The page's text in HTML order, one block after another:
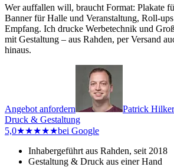
Wer auffallen will, braucht Format: Plakate
Banner für Halle und Veranstaltung, Roll-
Empfang. Ich drucke Werbetechnik und
mit Gestaltung – aus Rahden, per Versand
hinaus.
Angebot anfordern Patrick Hilker
Druck & Gestaltung
5,0★★★★★bei Google
Inhabergeführt aus Rahden, seit 2018
Gestaltung & Druck aus einer Hand